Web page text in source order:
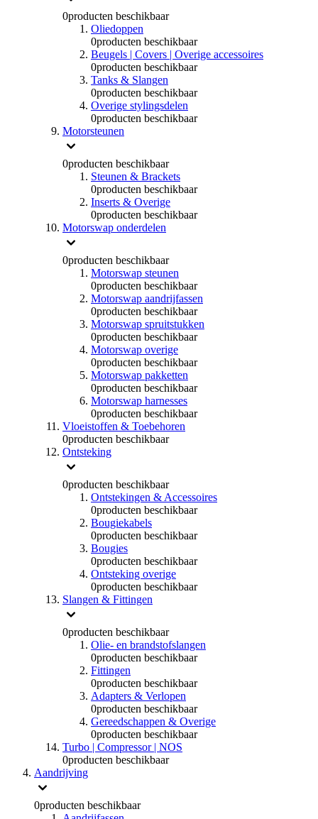
0producten beschikbaar
Oliedoppen
0producten beschikbaar
Beugels | Covers | Overige accessoires
0producten beschikbaar
Tanks & Slangen
0producten beschikbaar
Overige stylingsdelen
0producten beschikbaar
Motorsteunen
0producten beschikbaar
Steunen & Brackets
0producten beschikbaar
Inserts & Overige
0producten beschikbaar
Motorswap onderdelen
0producten beschikbaar
Motorswap steunen
0producten beschikbaar
Motorswap aandrijfassen
0producten beschikbaar
Motorswap spruitstukken
0producten beschikbaar
Motorswap overige
0producten beschikbaar
Motorswap pakketten
0producten beschikbaar
Motorswap harnesses
0producten beschikbaar
Vloeistoffen & Toebehoren
0producten beschikbaar
Ontsteking
0producten beschikbaar
Ontstekingen & Accessoires
0producten beschikbaar
Bougiekabels
0producten beschikbaar
Bougies
0producten beschikbaar
Ontsteking overige
0producten beschikbaar
Slangen & Fittingen
0producten beschikbaar
Olie- en brandstofslangen
0producten beschikbaar
Fittingen
0producten beschikbaar
Adapters & Verlopen
0producten beschikbaar
Gereedschappen & Overige
0producten beschikbaar
Turbo | Compressor | NOS
0producten beschikbaar
Aandrijving
0producten beschikbaar